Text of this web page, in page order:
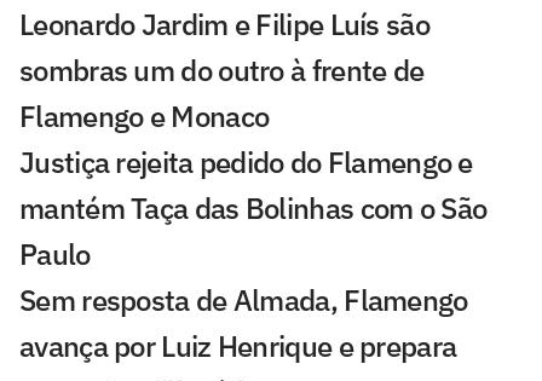
Leonardo Jardim e Filipe Luís são
sombras um do outro à frente de
Flamengo e Monaco
Justiça rejeita pedido do Flamengo e
mantém Taça das Bolinhas com o São
Paulo
Sem resposta de Almada, Flamengo
avança por Luiz Henrique e prepara